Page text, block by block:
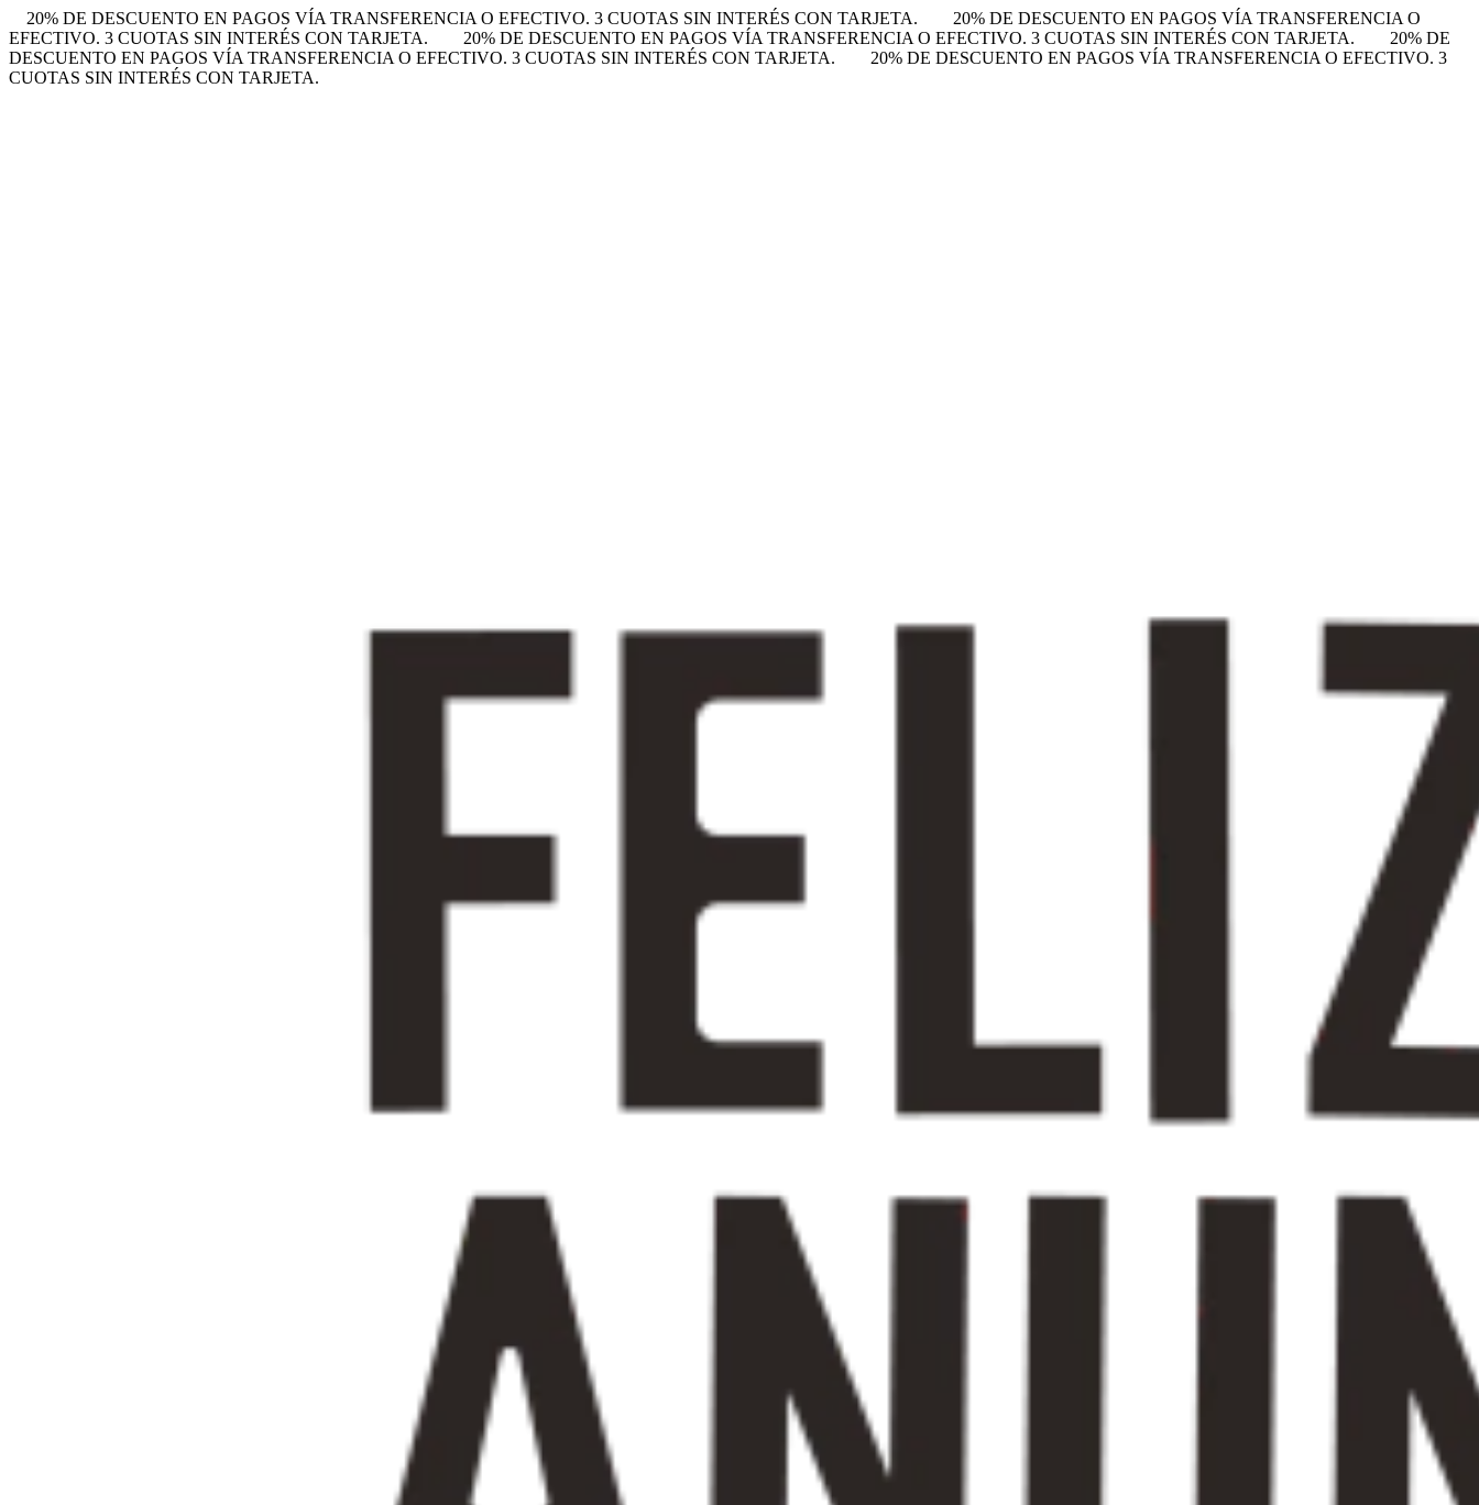
20% DE DESCUENTO EN PAGOS VÍA TRANSFERENCIA O EFECTIVO. 3 CUOTAS SIN INTERÉS CON TARJETA.
20% DE DESCUENTO EN PAGOS VÍA TRANSFERENCIA O
EFECTIVO. 3 CUOTAS SIN INTERÉS CON TARJETA.
20% DE DESCUENTO EN PAGOS VÍA TRANSFERENCIA O EFECTIVO. 3 CUOTAS SIN INTERÉS CON TARJETA.
20% DE
DESCUENTO EN PAGOS VÍA TRANSFERENCIA O EFECTIVO. 3 CUOTAS SIN INTERÉS CON TARJETA.
20% DE DESCUENTO EN PAGOS VÍA TRANSFERENCIA O EFECTIVO. 3
CUOTAS SIN INTERÉS CON TARJETA.